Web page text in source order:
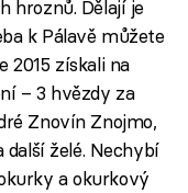
hroznů. Dělají je
k Pálavě můžete
2015 získali na
– 3 hvězdy za
Znovín Znojmo,
želé. Nechybí
a okurkový